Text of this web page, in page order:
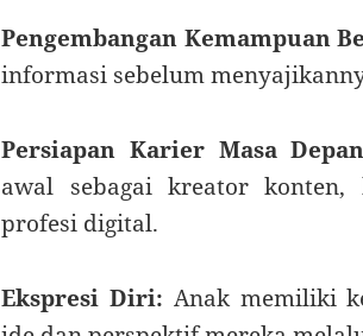
Pengembangan Kemampuan
informasi sebelum
Persiapan Karier Masa
awal sebagai kreator
profesi digital.
Ekspresi Diri: Anak memiliki